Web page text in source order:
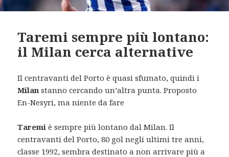
Taremi sempre più lontano:
il Milan cerca alternative
Il centravanti del Porto è quasi sfumato, quindi i
Milan stanno cercando un’altra punta. Proposto
En-Nesyri, ma niente da fare
Taremi è sempre più lontano dal Milan. Il
centravanti del Porto, 80 gol negli ultimi tre anni,
classe 1992, sembra destinato a non arrivare più a